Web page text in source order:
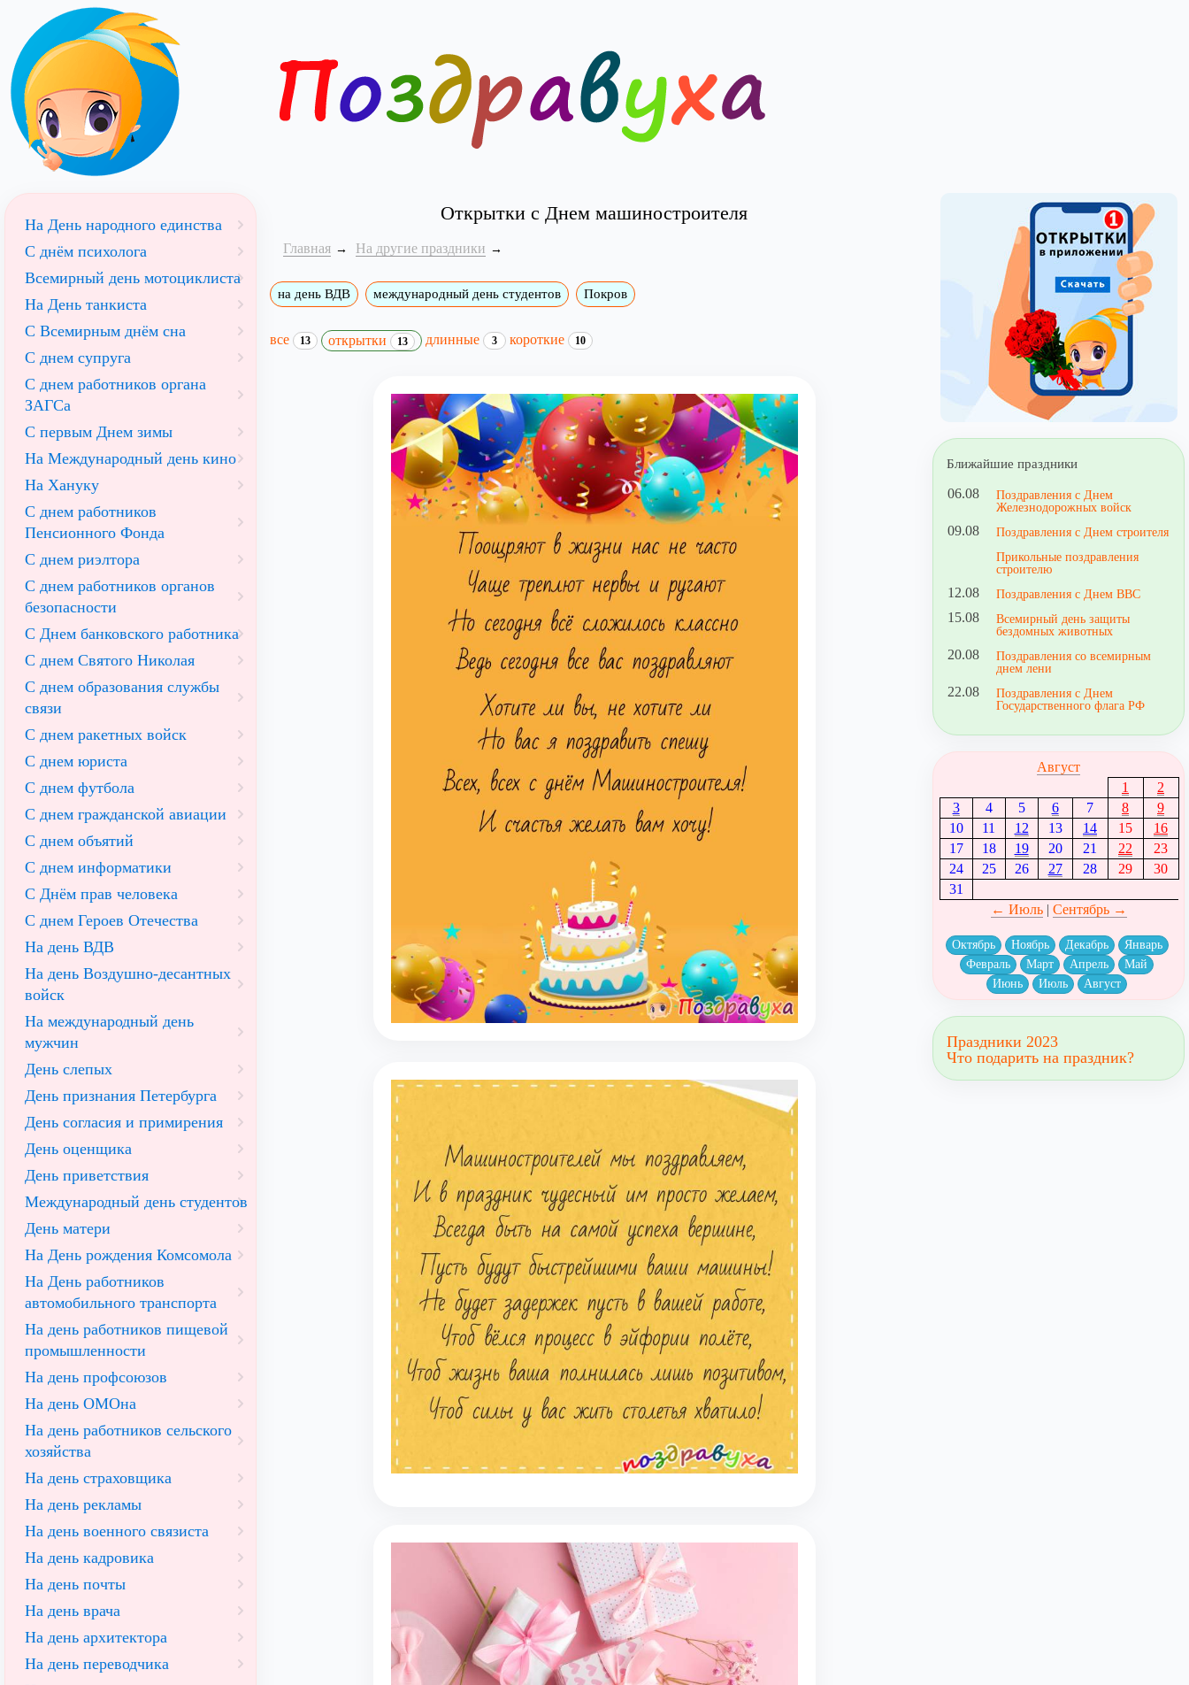
Открытки с Днем машиностроителя
Главная На другие праздники
на день ВДВ международный день студентов Покров
все 13 открытки 13 длинные 3 короткие 10
На День народного единства
С днём психолога
Всемирный день мотоциклиста
На День танкиста
С Всемирным днём сна
С днем супруга
С днем работников органа
ЗАГСа
С первым Днем зимы
На Международный день кино
На Хануку
С днем работников
Пенсионного Фонда
С днем риэлтора
С днем работников органов
безопасности
С Днем банковского работника
С днем Святого Николая
С днем образования службы
связи
С днем ракетных войск
С днем юриста
С днем футбола
С днем гражданской авиации
С днем объятий
С днем информатики
С Днём прав человека
С днем Героев Отечества
На день ВДВ
На день Воздушно-десантных
войск
На международный день
мужчин
День слепых
День признания Петербурга
День согласия и примирения
День оценщика
День приветствия
Международный день студентов
День матери
На День рождения Комсомола
На День работников
автомобильного транспорта
На день работников пищевой
промышленности
На день профсоюзов
На день ОМОна
На день работников сельского
хозяйства
На день страховщика
На день рекламы
На день военного связиста
На день кадровика
На день почты
На день врача
На день архитектора
На день переводчика
Ближайшие праздники
06.08
Поздравления с Днем
Железнодорожных войск
09.08
Поздравления с Днем строителя
Прикольные поздравления
строителю
12.08 Поздравления с Днем ВВС
15.08
Всемирный день защиты
бездомных животных
20.08
Поздравления со всемирным
днем лени
22.08
Поздравления с Днем
Государственного флага РФ
Август
1
2
3
4 5 6 7 8
9
10
11 12 13 14 15
16
17
18 19 20 21 22
23
24
25 26 27 28 29
30
31
← Июль| Сентябрь →
Октябрь Ноябрь Декабрь
Январь
Февраль
Март Апрель
Май
Июнь
Июль Август
Праздники 2023
Что подарить на праздник?